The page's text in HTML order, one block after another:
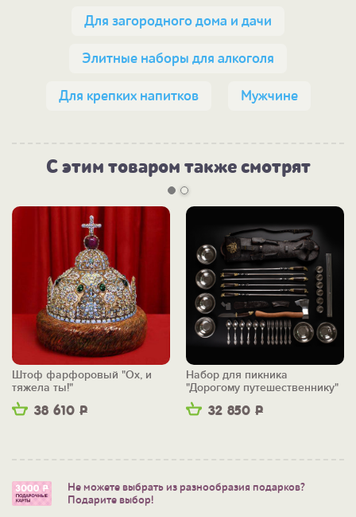
Для загородного дома и дачи
Элитные наборы для алкоголя
Для крепких напитков Мужчине
С этим товаром также смотрят
38 610 Р
Штоф фарфоровый "Ох, и
тяжела ты!"
32 850 Р
Набор для пикника
"Дорогому путешественнику"
Не можете выбрать из разнообразия подарков?
Подарите выбор!